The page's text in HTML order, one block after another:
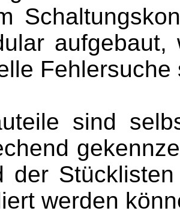
Fehlersuche
sind
der
werden